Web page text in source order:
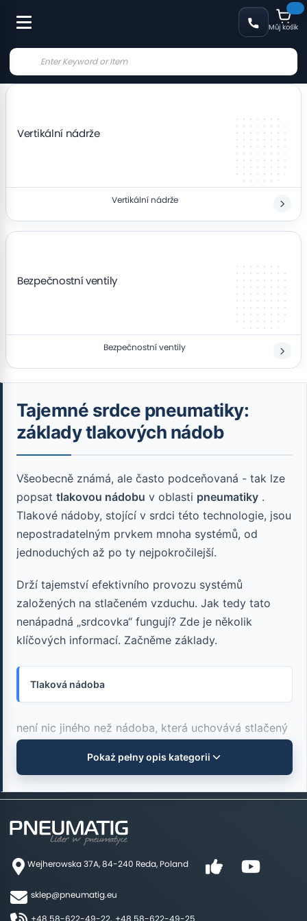
Můj košík
Vertikální nádrže
Vertikální nádrže
Bezpečnostní ventily
Bezpečnostní ventily
Tajemné srdce pneumatiky:
základy tlakových nádob
Všeobecně známá, ale často podceňovaná - tak lze
popsat tlakovou nádobu v oblasti pneumatiky .
Tlakové nádoby, stojící v srdci této technologie, jsou
nepostradatelným prvkem mnoha systémů, od
jednoduchých až po ty nejpokročilejší.
Drží tajemství efektivního provozu systémů
založených na stlačeném vzduchu. Jak tedy tato
nenápadná „srdcovka“ fungují? Zde je několik
klíčových informací. Začněme základy.
Tlaková nádoba
není nic jiného než nádoba, která uchovává stlačený
vzduch pro pohon různých pneumatických zařízení.
Zde se ukládá energie potřebná k pohonu motorů,
pohonů a dalšího pneumatického příslušenství. Zde
vzduchu, ale také k jeho čištění – hraje tedy
média.
Dalším důležitým aspektem je typ tlakových nádob.
Pokaż pełny opis kategorii
Wejherowska 37A, 84-240 Reda, Poland
sklep@pneumatig.eu
+48 58-622-49-22, +48 58-622-49-25